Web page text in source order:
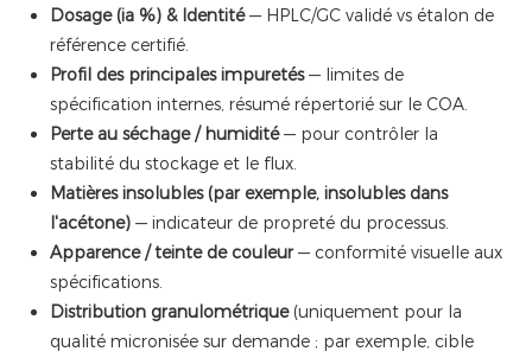
Dosage (ia %) & Identité— HPLC/GC validé vs étalon de
référence certifié.
Profil des principales impuretés— limites de
spécification internes, résumé répertorié sur le COA.
Perte au séchage / humidité— pour contrôler la
stabilité du stockage et le flux.
Matières insolubles (par exemple, insolubles dans
l'acétone) — indicateur de propreté du processus.
Apparence / teinte de couleur— conformité visuelle aux
spécifications.
Distribution granulométrique(uniquement pour la
qualité micronisée sur demande ; par exemple, cible